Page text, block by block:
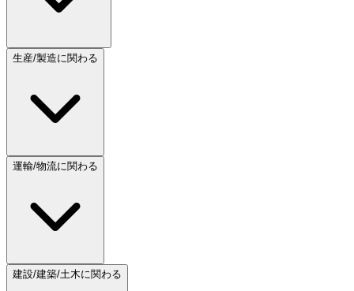
生産/製造に関わる
運輸/物流に関わる
建設/建築/土木に関わる